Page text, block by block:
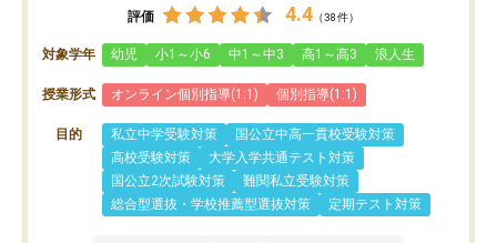
評価 4.4 （38件）
対象学年 幼児 小1～小6 中1～中3 高1～高3 浪人生
授業形式 オンライン個別指導(1:1) 個別指導(1:1)
目的 私立中学受験対策
国公立中高一貫校受験対策
高校受験対策
大学入学共通テスト対策
国公立2次試験対策
難関私立受験対策
総合型選抜・学校推薦型選抜対策
定期テスト対策